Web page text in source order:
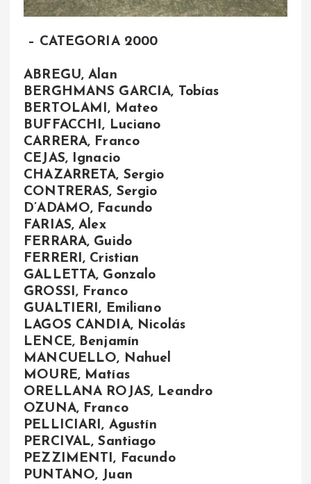
– CATEGORIA 2000
ABREGU, Alan
BERGHMANS GARCIA, Tobías
BERTOLAMI, Mateo
BUFFACCHI, Luciano
CARRERA, Franco
CEJAS, Ignacio
CHAZARRETA, Sergio
CONTRERAS, Sergio
D’ADAMO, Facundo
FARIAS, Alex
FERRARA, Guido
FERRERI, Cristian
GALLETTA, Gonzalo
GROSSI, Franco
GUALTIERI, Emiliano
LAGOS CANDIA, Nicolás
LENCE, Benjamín
MANCUELLO, Nahuel
MOURE, Matías
ORELLANA ROJAS, Leandro
OZUNA, Franco
PELLICIARI, Agustín
PERCIVAL, Santiago
PEZZIMENTI, Facundo
PUNTANO, Juan